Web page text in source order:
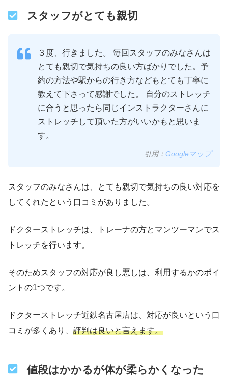
スタッフがとても親切
３度、行きました。 毎回スタッフのみなさんは
とても親切で気持ちの良い方ばかりでした。予
約の方法や駅からの行き方などもとても丁寧に
教えて下さって感謝でした。 自分のストレッチ
に合うと思ったら同じインストラクターさんに
ストレッチして頂いた方がいいかもと思いま
す。
引用： Googleマップ
スタッフのみなさんは、とても親切で気持ちの良い対応を
してくれたという口コミがありました。
ドクターストレッチは、トレーナの方とマンツーマンでス
トレッチを行います。
そのためスタッフの対応が良し悪しは、利用するかのポイ
ントの1つです。
ドクターストレッチ近鉄名古屋店は、対応が良いという口
コミが多くあり、 評判は良いと言えます。
値段はかかるが体が柔らかくなった